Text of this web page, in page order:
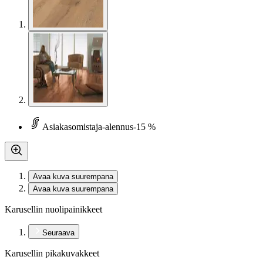
Asiakasomistaja-alennus-15 %
Avaa kuva suurempana
Avaa kuva suurempana
Karusellin nuolipainikkeet
Seuraava
Karusellin pikakuvakkeet